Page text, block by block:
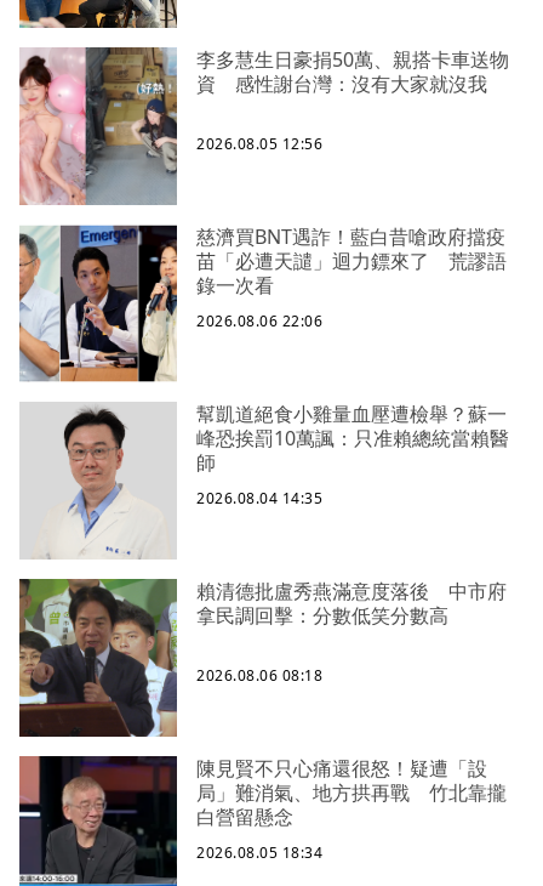
李多慧生日豪捐50萬、親搭卡車送物
資 感性謝台灣：沒有大家就沒我
2026.08.05 12:56
慈濟買BNT遇詐！藍白昔嗆政府擋疫
苗「必遭天譴」迴力鏢來了 荒謬語
錄一次看
2026.08.06 22:06
幫凱道絕食小雞量血壓遭檢舉？蘇一
峰恐挨罰10萬諷：只准賴總統當賴醫
師
2026.08.04 14:35
賴清德批盧秀燕滿意度落後 中市府
拿民調回擊：分數低笑分數高
2026.08.06 08:18
陳見賢不只心痛還很怒！疑遭「設
局」難消氣、地方拱再戰 竹北靠攏
白營留懸念
2026.08.05 18:34